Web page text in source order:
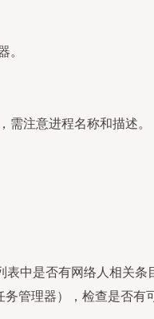
。
需注意进程名称和描述。
表中是否有网络人相关条
管理器），检查是否有